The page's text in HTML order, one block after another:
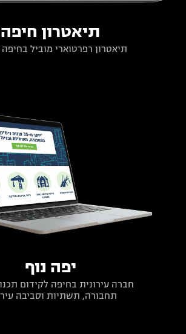
תיאטרון חיפה
תיאטרון רפרטוארי מוביל בחיפה
יפה נוף
חברה עירונית בחיפה לקידום
תחבורה, תשתיות וסביבה